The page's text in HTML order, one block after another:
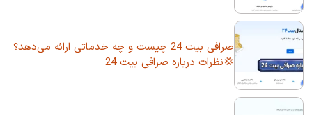
صرافی بیت 24 چیست و چه خدماتی ارائه می‌دهد؟
💢نظرات درباره صرافی بیت 24